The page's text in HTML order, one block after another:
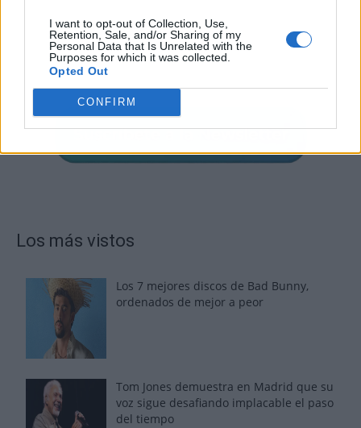
I want to opt-out of Collection, Use,
Retention, Sale, and/or Sharing of my
Personal Data that Is Unrelated with the
Purposes for which it was collected.
Opted Out
CONFIRM
Los más vistos
Los 7 mejores discos de Bad Bunny,
ordenados de mejor a peor
Tom Jones demuestra en Madrid que su
voz sigue desafiando implacable el paso
del tiempo